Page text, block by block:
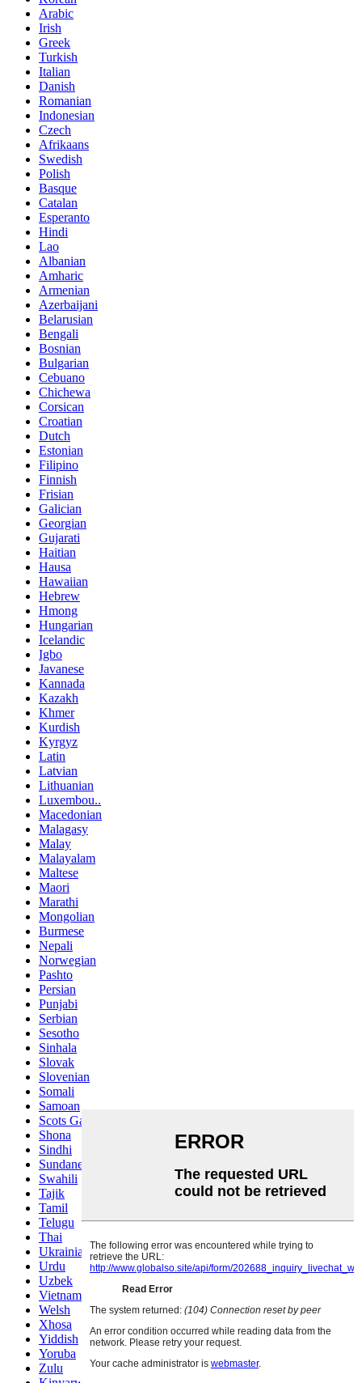
Arabic
Irish
Greek
Turkish
Italian
Danish
Romanian
Indonesian
Czech
Afrikaans
Swedish
Polish
Basque
Catalan
Esperanto
Hindi
Lao
Albanian
Amharic
Armenian
Azerbaijani
Belarusian
Bengali
Bosnian
Bulgarian
Cebuano
Chichewa
Corsican
Croatian
Dutch
Estonian
Filipino
Finnish
Frisian
Galician
Georgian
Gujarati
Haitian
Hausa
Hawaiian
Hebrew
Hmong
Hungarian
Icelandic
Igbo
Javanese
Kannada
Kazakh
Khmer
Kurdish
Kyrgyz
Latin
Latvian
Lithuanian
Luxembou..
Macedonian
Malagasy
Malay
Malayalam
Maltese
Maori
Marathi
Mongolian
Burmese
Nepali
Norwegian
Pashto
Persian
Punjabi
Serbian
Sesotho
Sinhala
Slovak
Slovenian
Somali
Samoan
Scots Gaelic
Shona
Sindhi
Sundanese
Swahili
Tajik
Tamil
Telugu
Thai
Ukrainian
Urdu
Uzbek
Vietnamese
Welsh
Xhosa
Yiddish
Yoruba
Zulu